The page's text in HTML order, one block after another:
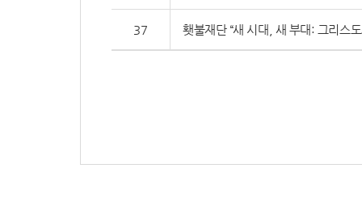
37 횃불재단 “새 시대, 새 부대: 그리스